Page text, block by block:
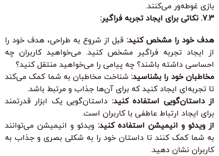
بازی غوطه‌ور می‌کنند.
7.3. نکاتی برای ایجاد تجربه فراگیر:
هدف خود را مشخص کنید:قبل از شروع به طراحی، هدف خود را
از ایجاد تجربه فراگیر مشخص کنید. می‌خواهید کاربران چه
احساسی داشته باشند؟ چه پیامی را می‌خواهید منتقل کنید؟
مخاطبان خود را بشناسید: شناخت مخاطبان به شما کمک می‌کند
تا تجربه‌ای ایجاد کنید که برای آن‌ها جذاب و مرتبط باشد.
از داستان‌گویی استفاده کنید: داستان‌گویی یک ابزار قدرتمند
برای ایجاد ارتباط عاطفی با کاربران است.
از ویدئو و انیمیشن استفاده کنید: ویدئو و انیمیشن می‌توانند
به شما کمک کنند تا داستان خود را به شکلی بصری و جذاب به
کاربران نشان دهید.